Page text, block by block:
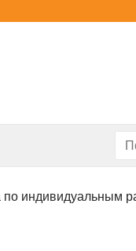
индивидуальным